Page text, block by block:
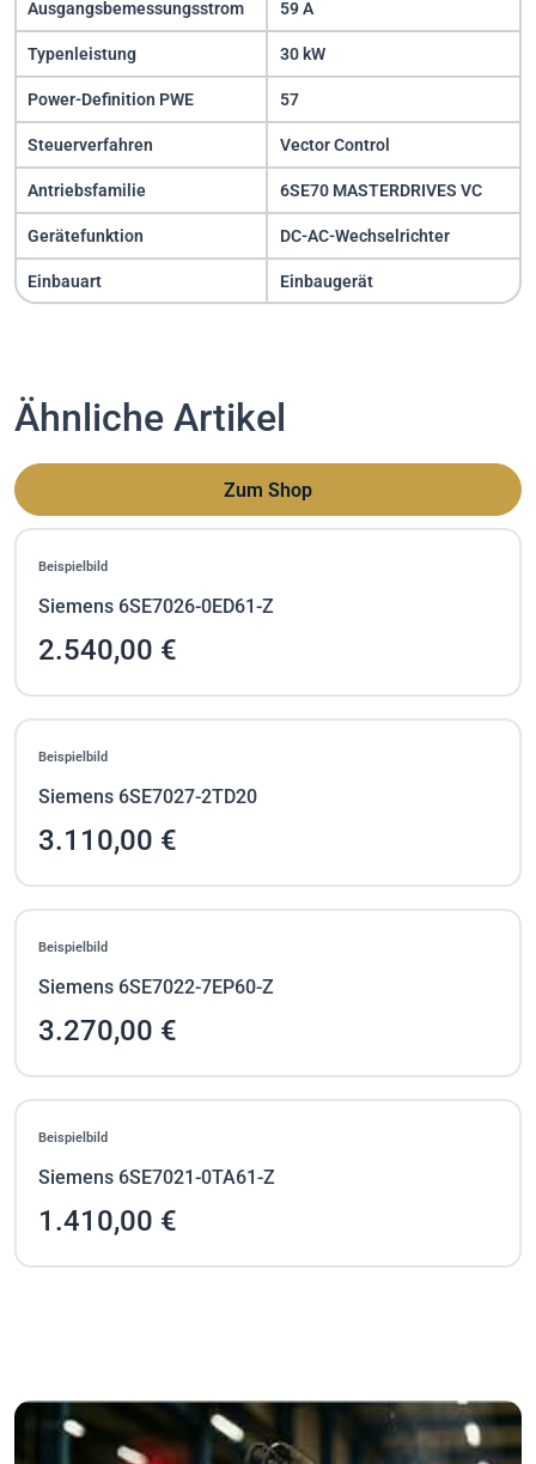
Ausgangsbemessungsstrom 59 A
Typenleistung 30 kW
Power-Definition PWE 57
Steuerverfahren Vector Control
Antriebsfamilie 6SE70 MASTERDRIVES VC
Gerätefunktion DC-AC-Wechselrichter
Einbauart Einbaugerät
Ähnliche Artikel
Zum Shop
Beispielbild
Siemens 6SE7026-0ED61-Z
2.540,00 €
Beispielbild
Siemens 6SE7027-2TD20
3.110,00 €
Beispielbild
Siemens 6SE7022-7EP60-Z
3.270,00 €
Beispielbild
Siemens 6SE7021-0TA61-Z
1.410,00 €